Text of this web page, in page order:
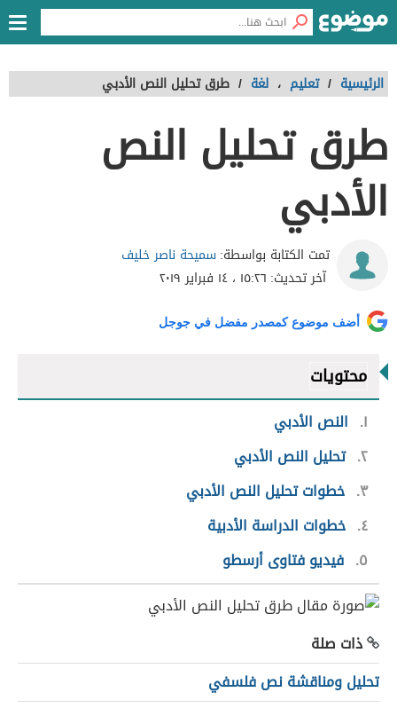
الرئيسية / تعليم ، لغة / طرق تحليل النص الأدبي
طرق تحليل النص
الأدبي
تمت الكتابة بواسطة:سميحة ناصر خليف
آخر تحديث: ١٥:٢٦ ، ١٤ فبراير ٢٠١٩
أضف موضوع كمصدر مفضل في جوجل
محتويات
١
النص الأدبي
٢ تحليل النص الأدبي
٣ خطوات تحليل النص الأدبي
٤ خطوات الدراسة الأدبية
٥ فيديو فتاوى أرسطو
ذات صلة
تحليل ومناقشة نص فلسفي